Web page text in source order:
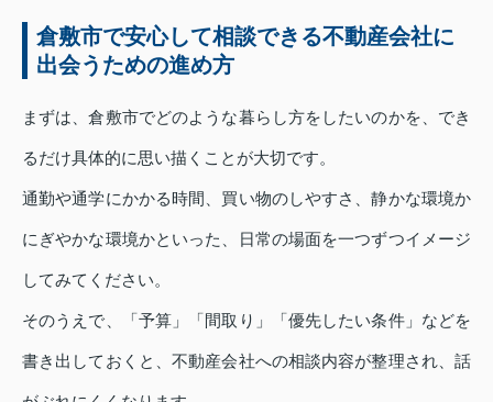
倉敷市で安心して相談できる不動産会社に
出会うための進め方
まずは、倉敷市でどのような暮らし方をしたいのかを、でき
るだけ具体的に思い描くことが大切です。
通勤や通学にかかる時間、買い物のしやすさ、静かな環境か
にぎやかな環境かといった、日常の場面を一つずつイメージ
してみてください。
そのうえで、「予算」「間取り」「優先したい条件」などを
書き出しておくと、不動産会社への相談内容が整理され、話